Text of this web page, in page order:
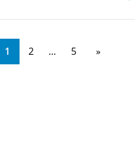
1 2 5